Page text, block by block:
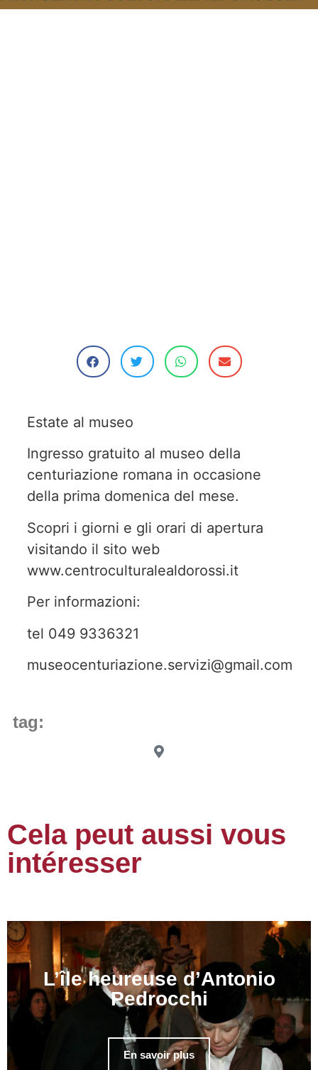
Estate al museo
Ingresso gratuito al museo della
centuriazione romana in occasione
della prima domenica del mese.
Scopri i giorni e gli orari di apertura
visitando il sito web
www.centroculturalealdorossi.it
Per informazioni:
tel 049 9336321
museocenturiazione.servizi@gmail.com
tag:
Cela peut aussi vous
intéresser
L’île heureuse d’Antonio
Pedrocchi
En savoir plus